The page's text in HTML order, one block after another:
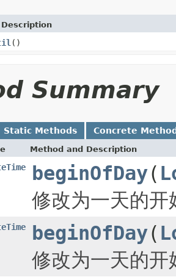
()
Summary
Static Methods Concrete
Method and Description
beginOfDay(
修改为一天的
beginOfDay(
修改为一天的